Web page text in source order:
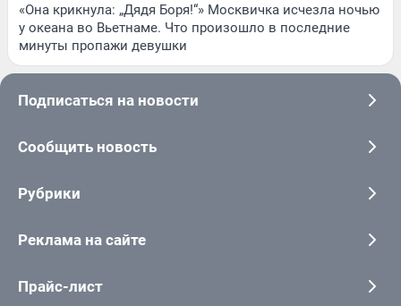
«Она крикнула: „Дядя Боря!“» Москвичка исчезла ночью
у океана во Вьетнаме. Что произошло в последние
минуты пропажи девушки
Подписаться на новости
Сообщить новость
Рубрики
Реклама на сайте
Прайс-лист